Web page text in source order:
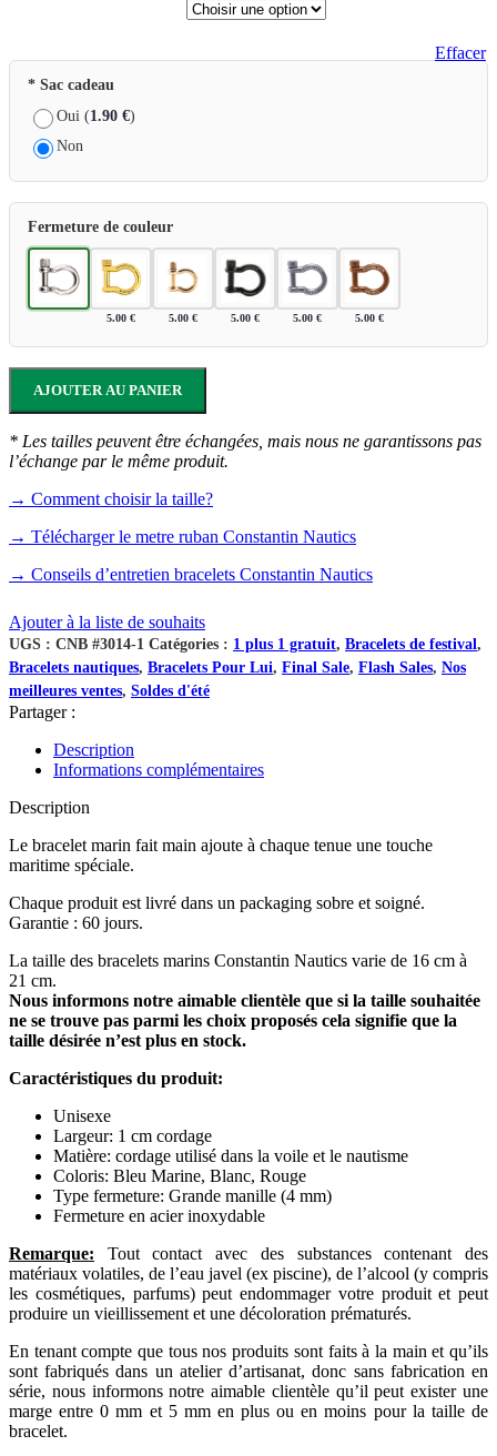
Effacer
* Sac cadeau
Oui (1.90 €)
Non
Fermeture de couleur
5.00 € 5.00 € 5.00 € 5.00 € 5.00 €
AJOUTER AU PANIER
* Les tailles peuvent être échangées, mais nous ne garantissons pas
l’échange par le même produit.
→ Comment choisir la taille?
→ Télécharger le metre ruban Constantin Nautics
→ Conseils d’entretien bracelets Constantin Nautics
Ajouter à la liste de souhaits
UGS : CNB #3014-1 Catégories : 1 plus 1 gratuit, Bracelets de festival ,
Bracelets nautiques, Bracelets Pour Lui, Final Sale, Flash Sales, Nos
meilleures ventes, Soldes d'été
Partager :
Description
Informations complémentaires
Description
Le bracelet marin fait main ajoute à chaque tenue une touche
maritime spéciale.
Chaque produit est livré dans un packaging sobre et soigné.
Garantie : 60 jours.
La taille des bracelets marins Constantin Nautics varie de 16 cm à
21 cm.
Nous informons notre aimable clientèle que si la taille souhaitée
ne se trouve pas parmi les choix proposés cela signifie que la
taille désirée n’est plus en stock.
Caractéristiques du produit:
Unisexe
Largeur: 1 cm cordage
Matière: cordage utilisé dans la voile et le nautisme
Coloris: Bleu Marine, Blanc, Rouge
Type fermeture: Grande manille (4 mm)
Fermeture en acier inoxydable
Remarque:
Tout contact avec des substances contenant des
matériaux volatiles, de l’eau javel (ex piscine), de l’alcool (y compris
les cosmétiques, parfums) peut endommager votre produit et peut
produire un vieillissement et une décoloration prématurés.
En tenant compte que tous nos produits sont faits à la main et qu’ils
sont fabriqués dans un atelier d’artisanat, donc sans fabrication en
série, nous informons notre aimable clientèle qu’il peut exister une
marge entre 0 mm et 5 mm en plus ou en moins pour la taille de
bracelet.